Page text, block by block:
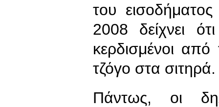
του
2008 δείχνει
κερδισμένοι
τζόγο στα σιτηρά.
Πάντως, οι